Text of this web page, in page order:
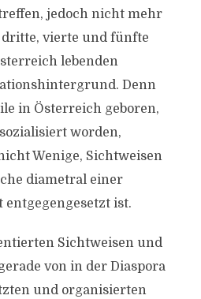
jedoch nicht mehr
vierte und fünfte
lebenden
Denn
in Österreich geboren,
worden,
Wenige, Sichtweisen
diametral einer
entgegengesetzt ist.
Sichtweisen und
von in der Diaspora
und organisierten